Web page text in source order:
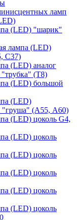
ламп
(LED) "шарик"
лампа (LED)
С37)
(LED) аналог
(T8)
(LED) большой
(LED)
"груша" (А55, А60)
(LED) цоколь G4,
(LED) цоколь
(LED) цоколь
(LED) цоколь
(LED) цоколь
(LED) цоколь